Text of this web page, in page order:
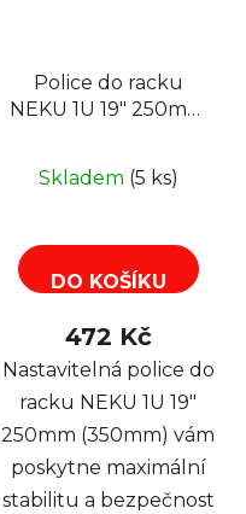
Police do racku
NEKU 1U 19" 250mm
Skladem (5 ks)
DO KOŠÍKU
472 Kč
Nastavitelná police do
racku NEKU 1U 19"
250mm (350mm) vám
poskytne maximální
stabilitu a bezpečnost